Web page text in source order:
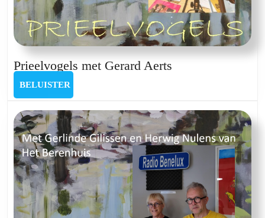
Prieelvogels met Gerard Aerts
Aerts
BELUISTER